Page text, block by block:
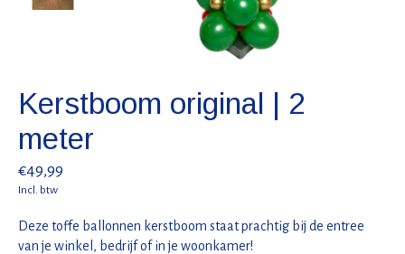
Kerstboom original | 2
meter
€49,99
Incl. btw
Deze toffe ballonnen kerstboom staat prachtig bij de entree
van je winkel, bedrijf of in je woonkamer!